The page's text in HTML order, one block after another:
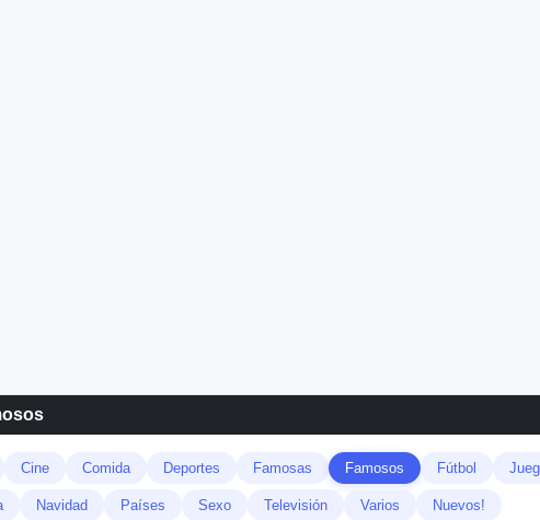
Cine Comida Deportes Famosas Famosos Fútbol
Navidad Países Sexo Televisión Varios Nuevos!